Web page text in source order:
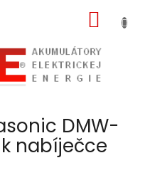
DMW-
k nabíječce